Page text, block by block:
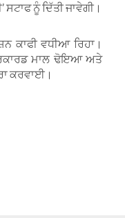
ਨੂੰ ਦਿੱਤੀ ਜਾਵੇਗੀ।
ਕਾਫੀ ਵਧੀਆ ਰਿਹਾ।
ਮਾਲ ਢੋਇਆ ਅਤੇ
ਕਰਵਾਈ।